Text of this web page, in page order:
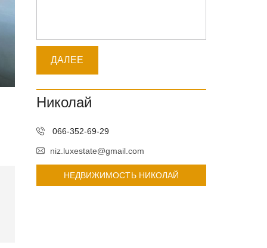
Николай
066-352-69-29
niz.luxestate@gmail.com
НЕДВИЖИМОСТЬ НИКОЛАЙ